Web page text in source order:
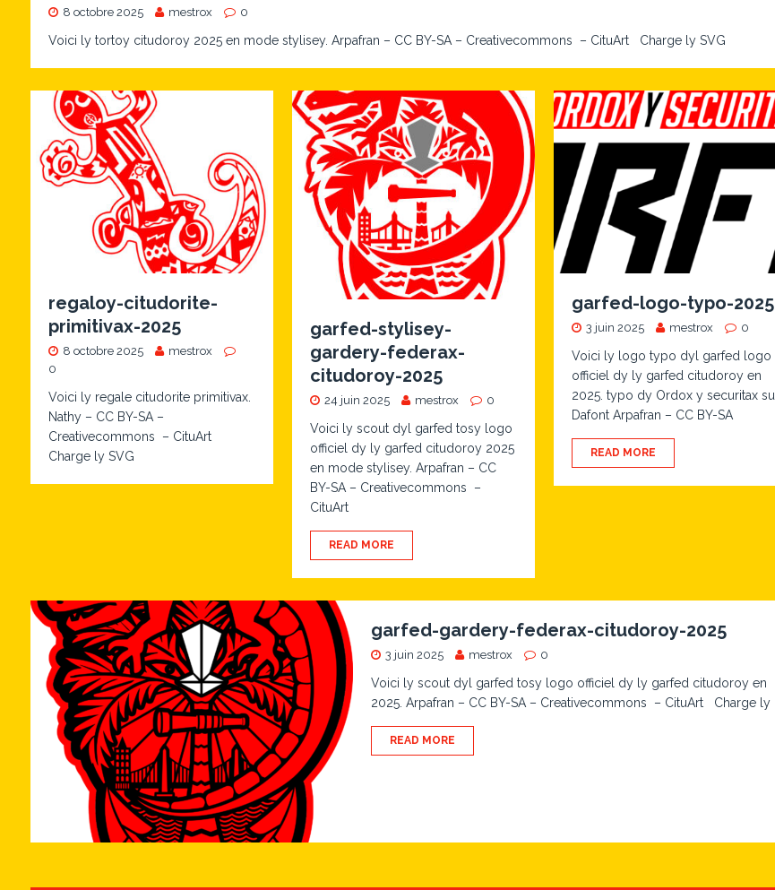
8 octobre 2025 mestrox 0
Voici ly tortoy citudoroy 2025 en mode stylisey. Arpafran – CC BY-SA – Creativecommons – CituArt Charge ly SVG
regaloy-citudorite-
primitivax-2025
8 octobre 2025
mestrox
0
Voici ly regale citudorite primitivax.
Nathy – CC BY-SA –
Creativecommons – CituArt
Charge ly SVG
garfed-stylisey-
gardery-federax-
citudoroy-2025
24 juin 2025 mestrox 0
Voici ly scout dyl garfed tosy logo
officiel dy ly garfed citudoroy 2025
en mode stylisey. Arpafran – CC
BY-SA – Creativecommons –
CituArt
READ MORE
garfed-logo-typo-2025
3 juin 2025 mestrox 0
Voici ly logo typo dyl garfed logo
officiel dy ly garfed citudoroy en
2025. typo dy Ordox y securitax sul
Dafont Arpafran – CC BY-SA
READ MORE
garfed-gardery-federax-citudoroy-2025
3 juin 2025 mestrox 0
Voici ly scout dyl garfed tosy logo officiel dy ly garfed citudoroy en
2025. Arpafran – CC BY-SA – Creativecommons – CituArt Charge ly
READ MORE